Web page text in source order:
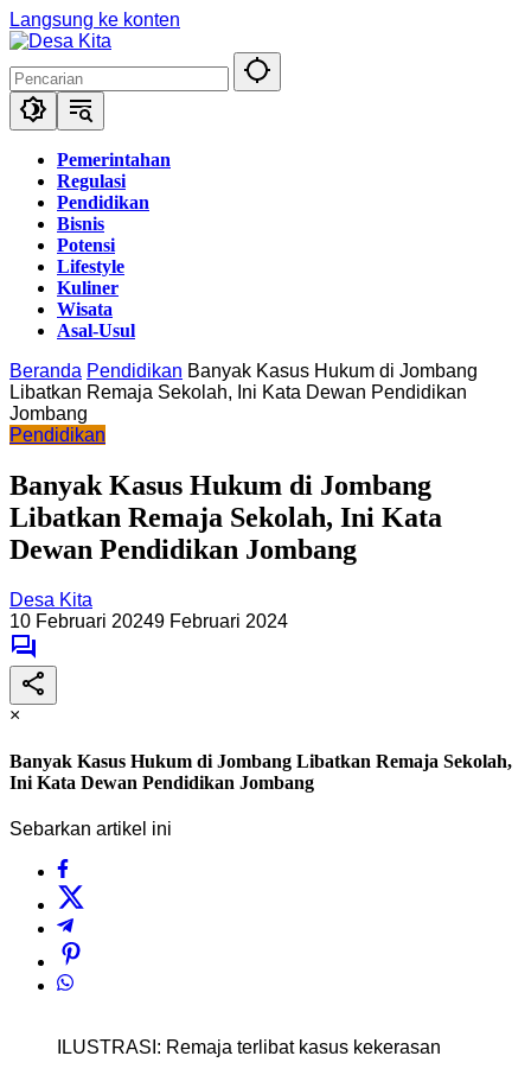
Langsung ke konten
Pemerintahan
Regulasi
Pendidikan
Bisnis
Potensi
Lifestyle
Kuliner
Wisata
Asal-Usul
Beranda Pendidikan Banyak Kasus Hukum di Jombang
Libatkan Remaja Sekolah, Ini Kata Dewan Pendidikan
Jombang
Pendidikan
Banyak Kasus Hukum di Jombang
Libatkan Remaja Sekolah, Ini Kata
Dewan Pendidikan Jombang
Desa Kita
10 Februari 20249 Februari 2024
×
Banyak Kasus Hukum di Jombang Libatkan Remaja Sekolah,
Ini Kata Dewan Pendidikan Jombang
Sebarkan artikel ini
ILUSTRASI: Remaja terlibat kasus kekerasan